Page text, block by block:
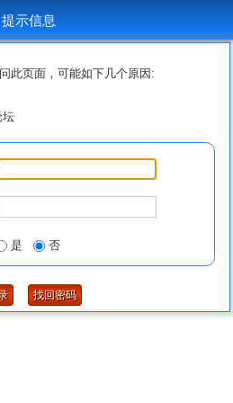
提示信息
此页面，可能如下几个原因:
坛
是 否